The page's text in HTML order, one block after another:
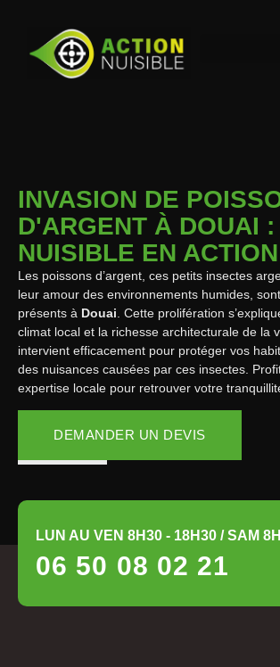
INVASION DE
D'ARGENT À DOUAI
NUISIBLE EN ACTION
Les poissons d’argent, ces petits insectes
leur amour des environnements humides,
présents à Douai . Cette prolifération
climat local et la richesse architecturale de la
intervient efficacement pour protéger vos
des nuisances causées par ces insectes.
expertise locale pour retrouver votre
DEMANDER UN DEVIS
LUN AU VEN 8H30 - 18H30 / SAM
06 50 08 02 21